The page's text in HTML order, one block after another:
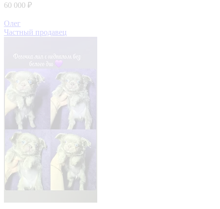
60 000 ₽
Олег
Частный продавец